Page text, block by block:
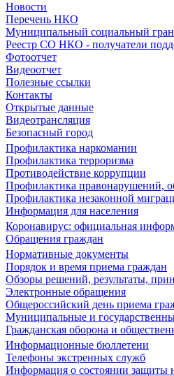
Новости
Перечень НКО
Муниципальный социальный
Реестр СО НКО - получатели
Фотоотчет
Видеоотчет
Полезные ссылки
Контакты
Открытые данные
Видеотрансляция
Безопасный город
Профилактика наркомании
Профилактика терроризма
Противодействие коррупции
Профилактика правонарушений,
Профилактика незаконной
Информация для населения
Коронавирус: официальная
Обращения граждан
Нормативные документы
Порядок и время приема граждан
Обзоры решений, результаты,
Электронные обращения
Общероссийский день приема
Муниципальные и
Гражданская оборона и
Информационные бюллетени
Телефоны экстренных служб
Информация о состоянии защиты